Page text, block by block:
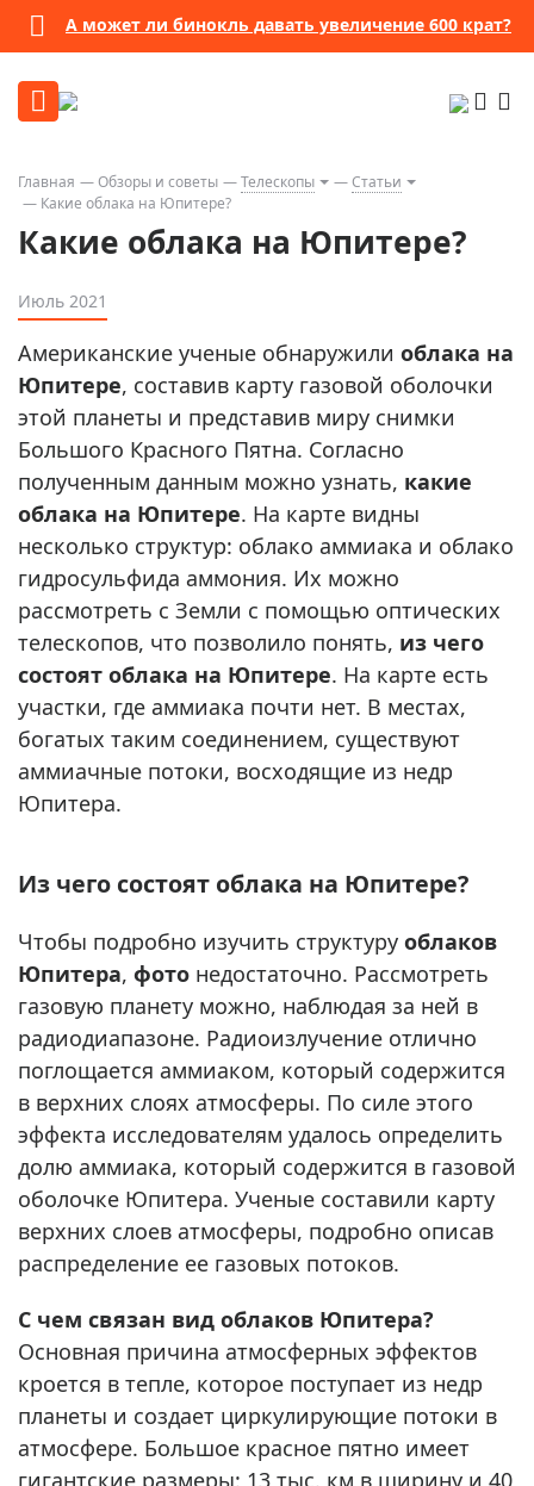
А может ли бинокль давать увеличение 600 крат?
Главная Обзоры и советы Телескопы
Статьи
Какие облака на Юпитере?
Какие облака на Юпитере?
Июль 2021
Американские ученые обнаружили облака на
Юпитере, составив карту газовой оболочки
этой планеты и представив миру снимки
Большого Красного Пятна. Согласно
полученным данным можно узнать, какие
облака на Юпитере. На карте видны
несколько структур: облако аммиака и облако
гидросульфида аммония. Их можно
рассмотреть с Земли с помощью оптических
телескопов, что позволило понять, из чего
состоят облака на Юпитере. На карте есть
участки, где аммиака почти нет. В местах,
богатых таким соединением, существуют
аммиачные потоки, восходящие из недр
Юпитера.
Из чего состоят облака на Юпитере?
Чтобы подробно изучить структуру облаков
Юпитера, фото недостаточно. Рассмотреть
газовую планету можно, наблюдая за ней в
радиодиапазоне. Радиоизлучение отлично
поглощается аммиаком, который содержится
в верхних слоях атмосферы. По силе этого
эффекта исследователям удалось определить
долю аммиака, который содержится в газовой
оболочке Юпитера. Ученые составили карту
верхних слоев атмосферы, подробно описав
распределение ее газовых потоков.
С чем связан вид облаков Юпитера?
Основная причина атмосферных эффектов
кроется в тепле, которое поступает из недр
планеты и создает циркулирующие потоки в
атмосфере. Большое красное пятно имеет
гигантские размеры: 13 тыс. км в ширину и 40